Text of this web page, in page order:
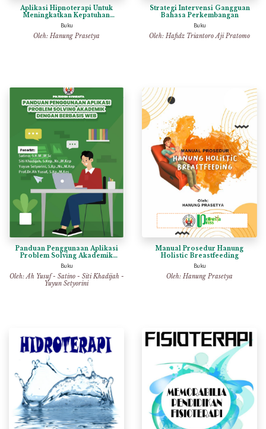
Aplikasi Hipnoterapi Untuk
Meningkatkan Kepatuhan
Pengobatan Pada Pasien
Tuberkulosis
Buku
Oleh: Hanung Prasetya
Strategi Intervensi Gangguan
Bahasa Perkembangan
Buku
Oleh: Hafidz Triantoro Aji Pratomo
Panduan Penggunaan Aplikasi
Problem Solving Akademik
Dengan Berbasis Web
Buku
Oleh:Ah Yusuf- Satino- Siti Khadijah -
Yuyun Setyorini
Manual Prosedur Hanung
Holistic Breastfeeding
Buku
Oleh: Hanung Prasetya